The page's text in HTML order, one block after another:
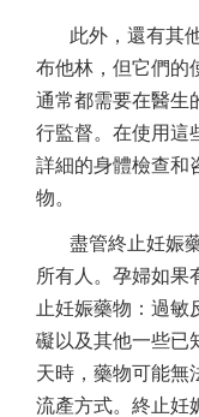
此外，還有其
布他林，但它們的
通常都需要在醫生
行監督。在使用這
詳細的身體檢查和
物。
盡管終止妊娠
所有人。孕婦如果
止妊娠藥物：過敏
礙以及其他一些已
天時，藥物可能無
流產方式。終止妊